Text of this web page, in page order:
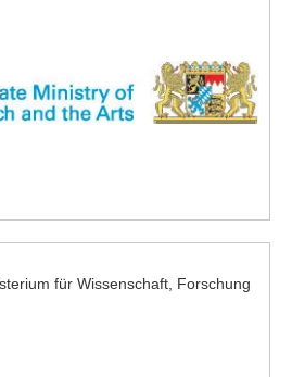
für Wissenschaft, Forschung